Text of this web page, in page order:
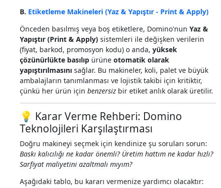
B. Etiketleme Makineleri (Yaz & Yapıştır - Print & Apply)
Önceden basılmış veya boş etiketlere, Domino'nun Yaz &
Yapıştır (Print & Apply) sistemleri ile değişken verilerin
(fiyat, barkod, promosyon kodu) o anda, yüksek
çözünürlükte basılıp ürüne otomatik olarak
yapıştırılmasını sağlar. Bu makineler, koli, palet ve büyük
ambalajların tanımlanması ve lojistik takibi için kritiktir,
çünkü her ürün için benzersiz bir etiket anlık olarak üretilir.
💡 Karar Verme Rehberi: Domino
Teknolojileri Karşılaştırması
Doğru makineyi seçmek için kendinize şu soruları sorun:
Baskı kalıcılığı ne kadar önemli? Üretim hattım ne kadar hızlı?
Sarfiyat maliyetini azaltmalı mıyım?
Aşağıdaki tablo, bu kararı vermenize yardımcı olacaktır: